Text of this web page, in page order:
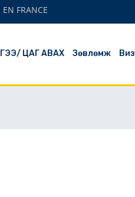
FRANCE
ЦАГ АВАХ Зөвлөмж Виз